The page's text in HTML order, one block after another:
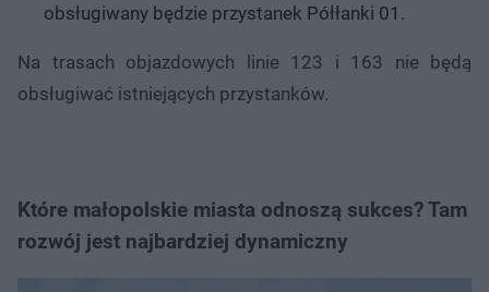
obsługiwany będzie przystanek Półłanki 01.
Na trasach objazdowych linie 123 i 163 nie będą
obsługiwać istniejących przystanków.
Które małopolskie miasta odnoszą sukces? Tam
rozwój jest najbardziej dynamiczny